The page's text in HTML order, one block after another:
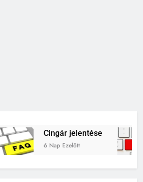
Cingár jelentése
6 Nap Ezelőtt